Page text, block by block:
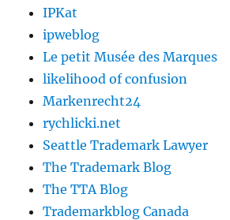
IPKat
ipweblog
Le petit Musée des Marques
likelihood of confusion
Markenrecht24
rychlicki.net
Seattle Trademark Lawyer
The Trademark Blog
The TTA Blog
Trademarkblog Canada